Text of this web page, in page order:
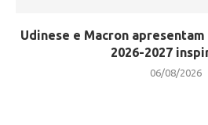
Udinese e Macron
2026-2027
06/08/2026